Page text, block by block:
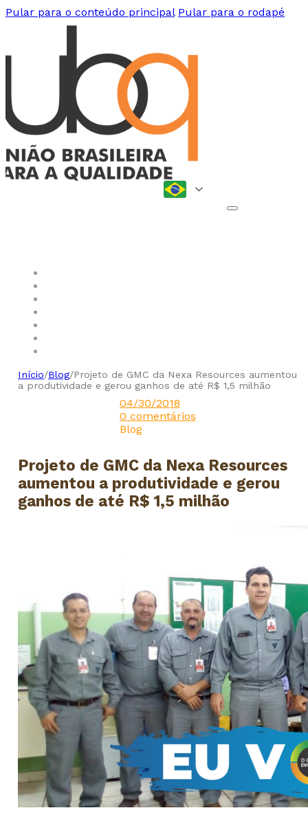
Pular para o conteúdo principal Pular para o rodapé
Início/Blog/Projeto de GMC da Nexa Resources aumentou
a produtividade e gerou ganhos de até R$ 1,5 milhão
04/30/2018
0 comentários
Blog
Projeto de GMC da Nexa Resources
aumentou a produtividade e gerou
ganhos de até R$ 1,5 milhão